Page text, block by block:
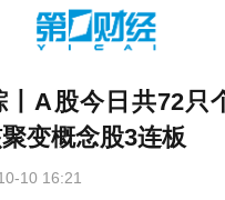
丨A股今日共72只
变概念股3连板
10 16:21